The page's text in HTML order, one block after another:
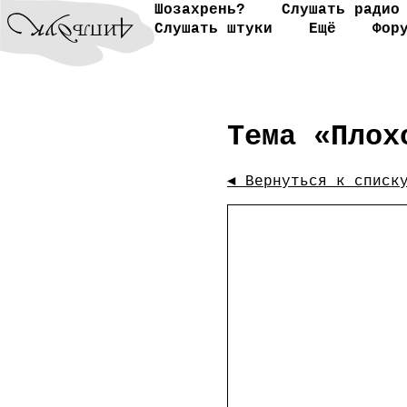
Шозахрень?
Слушать радио
Слушать штуки
Ещё
Тема
◄ Вернуться к